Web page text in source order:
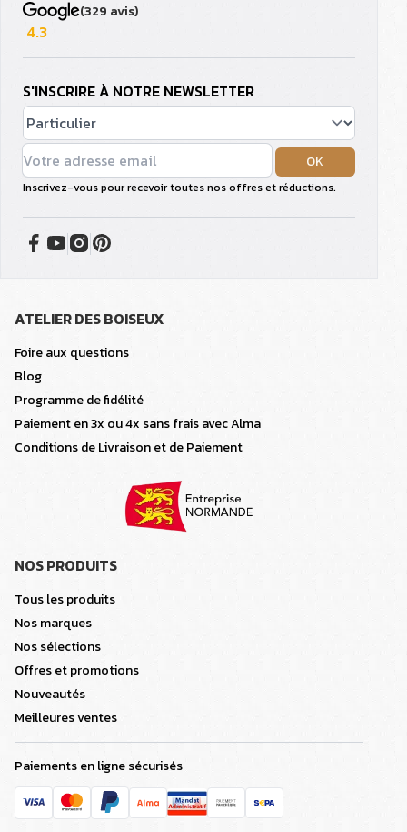
(329 avis)
4.3
S'INSCRIRE À NOTRE NEWSLETTER
OK
Inscrivez-vous pour recevoir toutes nos offres et réductions.
ATELIER DES BOISEUX
Foire aux questions
Blog
Programme de fidélité
Paiement en 3x ou 4x sans frais avec Alma
Conditions de Livraison et de Paiement
NOS PRODUITS
Tous les produits
Nos marques
Nos sélections
Offres et promotions
Nouveautés
Meilleures ventes
Paiements en ligne sécurisés